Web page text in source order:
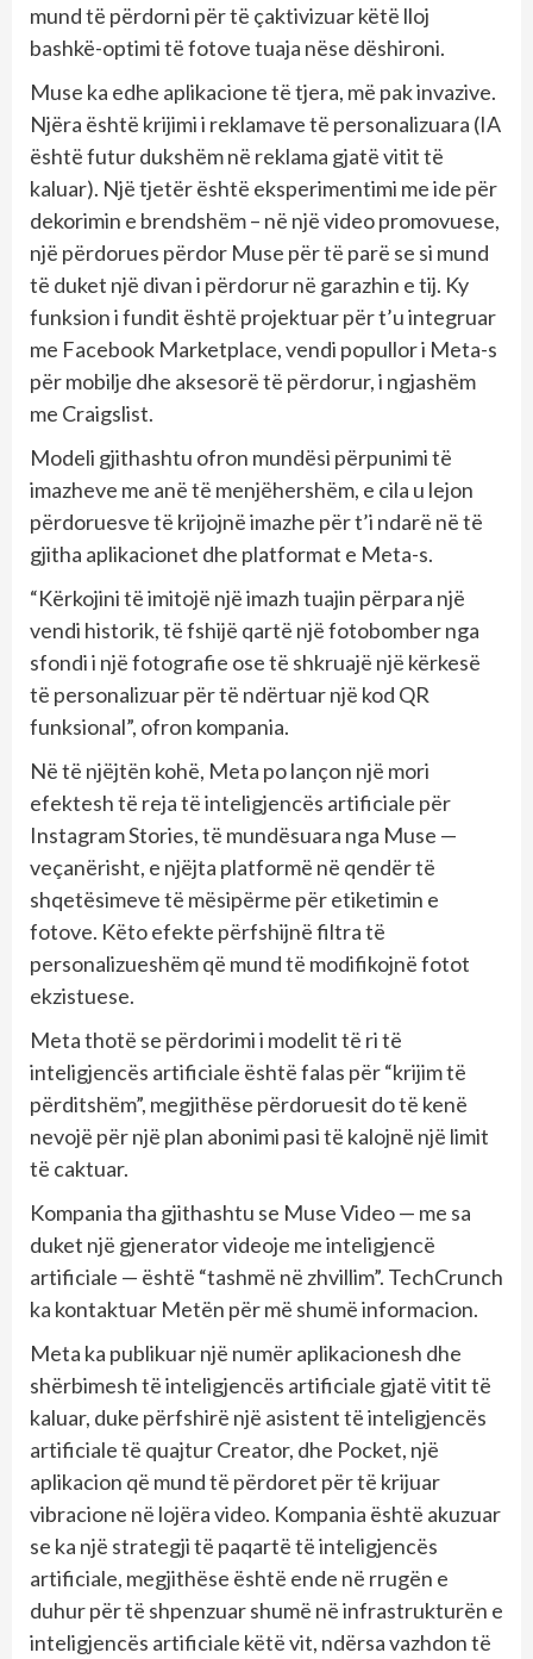
mund të përdorni për të çaktivizuar këtë lloj
bashkë-optimi të fotove tuaja nëse dëshironi.
Muse ka edhe aplikacione të tjera, më pak invazive.
Njëra është krijimi i reklamave të personalizuara (IA
është futur dukshëm në reklama gjatë vitit të
kaluar). Një tjetër është eksperimentimi me ide për
dekorimin e brendshëm – në një video promovuese,
një përdorues përdor Muse për të parë se si mund
të duket një divan i përdorur në garazhin e tij. Ky
funksion i fundit është projektuar për t’u integruar
me Facebook Marketplace, vendi popullor i Meta-s
për mobilje dhe aksesorë të përdorur, i ngjashëm
me Craigslist.
Modeli gjithashtu ofron mundësi përpunimi të
imazheve me anë të menjëhershëm, e cila u lejon
përdoruesve të krijojnë imazhe për t’i ndarë në të
gjitha aplikacionet dhe platformat e Meta-s.
“Kërkojini të imitojë një imazh tuajin përpara një
vendi historik, të fshijë qartë një fotobomber nga
sfondi i një fotografie ose të shkruajë një kërkesë
të personalizuar për të ndërtuar një kod QR
funksional”, ofron kompania.
Në të njëjtën kohë, Meta po lançon një mori
efektesh të reja të inteligjencës artificiale për
Instagram Stories, të mundësuara nga Muse —
veçanërisht, e njëjta platformë në qendër të
shqetësimeve të mësipërme për etiketimin e
fotove. Këto efekte përfshijnë filtra të
personalizueshëm që mund të modifikojnë fotot
ekzistuese.
Meta thotë se përdorimi i modelit të ri të
inteligjencës artificiale është falas për “krijim të
përditshëm”, megjithëse përdoruesit do të kenë
nevojë për një plan abonimi pasi të kalojnë një limit
të caktuar.
Kompania tha gjithashtu se Muse Video — me sa
duket një gjenerator videoje me inteligjencë
artificiale — është “tashmë në zhvillim”. TechCrunch
ka kontaktuar Metën për më shumë informacion.
Meta ka publikuar një numër aplikacionesh dhe
shërbimesh të inteligjencës artificiale gjatë vitit të
kaluar, duke përfshirë një asistent të inteligjencës
artificiale të quajtur Creator, dhe Pocket, një
aplikacion që mund të përdoret për të krijuar
vibracione në lojëra video. Kompania është akuzuar
se ka një strategji të paqartë të inteligjencës
artificiale, megjithëse është ende në rrugën e
duhur për të shpenzuar shumë në infrastrukturën e
inteligjencës artificiale këtë vit, ndërsa vazhdon të